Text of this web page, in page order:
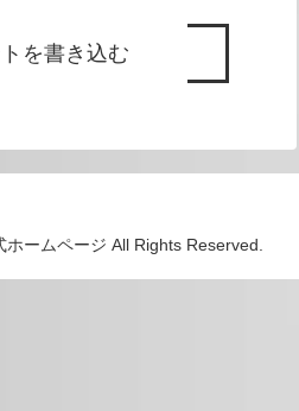
を書き込む
ームページ All Rights Reserved.